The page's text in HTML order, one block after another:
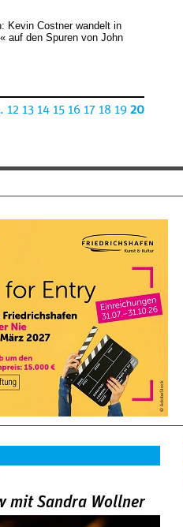
Kevin Costner wandelt in
auf den Spuren von John
12 13 14 15 16 17 18 19 20
mit Sandra Wollner